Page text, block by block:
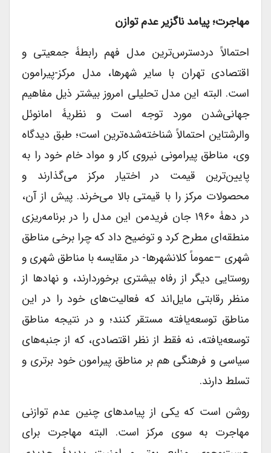
مهاجرت؛ پیامد ناگزیر عدم توازن
احتمالاً دردسترس‌ترین مدل فهم رابطۀ جمعیتی و
اقتصادی تهران با سایر شهرها، مدل مرکز-پیرامون
است. البته این مدل تحلیلی امروز بیشتر ذیل مفاهیم
جهانی‌شدن مورد توجه است و نظریۀ امانوئل
والرشتاین احتمالاً شناخته‌شده‌ترین است؛ طبق دیدگاه
وی، مناطق پیرامونی نیروی کار و مواد خام خود را به
پایین‌ترین قیمت در اختیار مرکز می‌گذارند و
محصولات مرکز را با قیمتی بالا می‌خرند. پیش از آن،
در دهۀ ۱۹۶۰ جان فریدمن این مدل را در برنامه‌ریزی
منطقه‌ای مطرح کرد و توضیح داد که چرا برخی مناطق
شهری –عموماً کلانشهرها- در مقایسه با مناطق شهری و
روستایی دیگر از رفاه بیشتری برخوردارند، و نهادها از
منظر رقابتی مایل‌اند که فعالیت‌های خود را در این
مناطق توسعه‌یافته مستقر کنند؛ و در نتیجه مناطق
توسعه‌یافته، نه فقط از نظر اقتصادی، که از جنبه‌های
سیاسی و فرهنگی هم بر مناطق پیرامون خود برتری و
تسلط دارند.
روشن است که یکی از پیامدهای چنین عدم توازنی
مهاجرت به سوی مرکز است. البته مهاجرت برای